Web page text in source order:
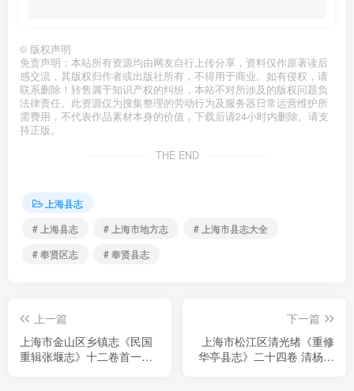
© 版权声明
免责声明：本站所有资源均由网友自行上传分享，资料仅作原著读后
感交流，其版权归作者或出版社所有，不得用于商业。如有侵权，请
联系删除！转售属于知识产权的纠纷，本站不对所涉及的版权问题负
法律责任。此资源仅为搜集整理的劳动行为及服务器日常运营维护所
需费用，不代表作品素材本身的价值，下载后请24小时内删除。请支
持正版。
THE END
上海县志
# 上海县志
# 上海市地方志
# 上海市县志大全
# 奉贤区志
# 奉贤县志
上一篇
上海市金山区乡镇志《民国
重辑张堰志》十二卷首一卷
下一篇
上海市松江区清光绪《重修
华亭县志》二十四卷 清杨开